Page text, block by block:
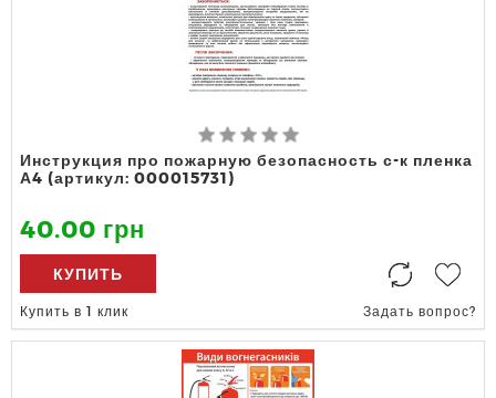
Инструкция про пожарную безопасность с-к пленка
А4 (артикул: 000015731)
40.00 грн
КУПИТЬ
Купить в 1 клик Задать вопрос?